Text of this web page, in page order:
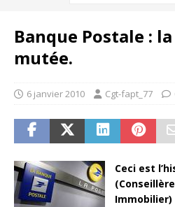
Banque Postale :
mutée.
6 janvier 2010 Cgt-fapt_77
Ceci est
Immobilier)